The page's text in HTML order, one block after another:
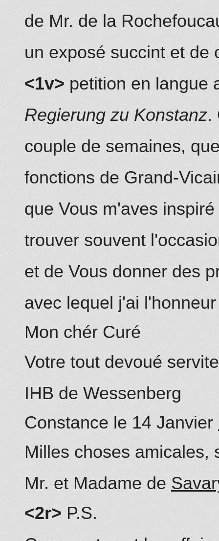
de Mr. de la
un exposé succint et de
<1v> petition en langue
Regierung zu Konstanz.
couple de semaines,
fonctions de Grand-
que Vous m'aves
trouver souvent
et de Vous donner des
avec lequel j'ai
Mon chér Curé
Votre tout devoué
IHB de Wessenberg
Constance le 14 Janvier
Milles choses amicales,
Mr. et Madame de
<2r> P.S.